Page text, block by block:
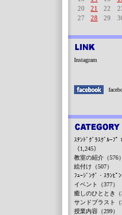
20
21 22
27
28 29
Instagram
ｽﾃﾝﾄﾞｸﾞﾗｽｸﾞﾙｰﾌﾟ
（1,245）
教室の紹介（576）
絵付け（507）
ﾌｭｰｼﾞﾝｸﾞ・ｽﾗﾝﾋﾟﾝ
イベント（377）
癒しのひととき（
サンドブラスト（
授業内容（299）